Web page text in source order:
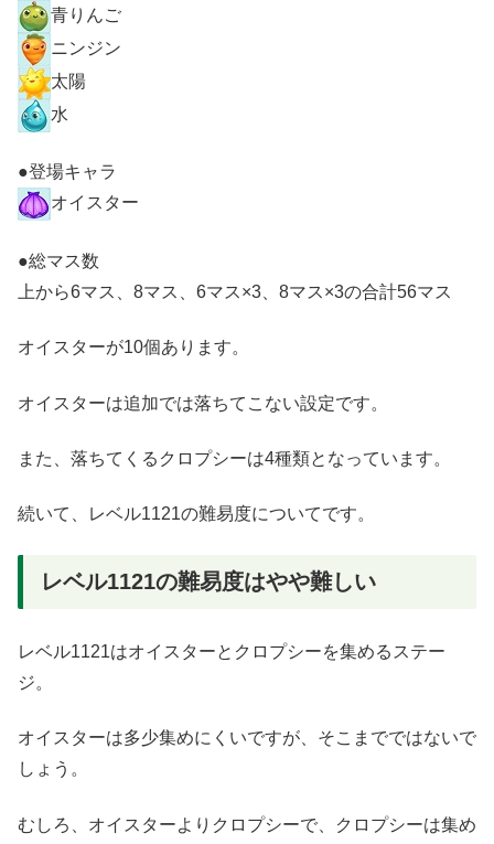
青りんご
ニンジン
太陽
水
●登場キャラ
オイスター
●総マス数
上から6マス、8マス、6マス×3、8マス×3の合計56マス
オイスターが10個あります。
オイスターは追加では落ちてこない設定です。
また、落ちてくるクロプシーは4種類となっています。
続いて、レベル1121の難易度についてです。
レベル1121の難易度はやや難しい
レベル1121はオイスターとクロプシーを集めるステー
ジ。
オイスターは多少集めにくいですが、そこまでではないで
しょう。
むしろ、オイスターよりクロプシーで、クロプシーは集め